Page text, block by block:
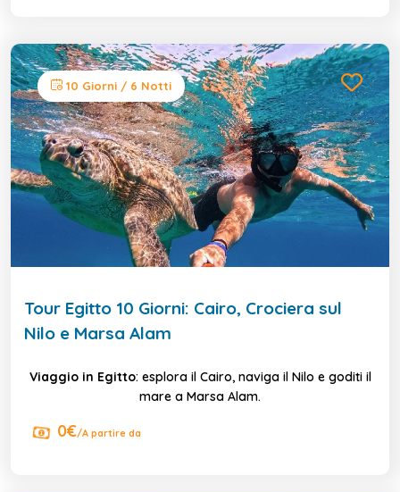
10 Giorni / 6 Notti
Tour Egitto 10 Giorni: Cairo, Crociera sul
Nilo e Marsa Alam
Viaggio in Egitto: esplora il Cairo, naviga il Nilo e goditi il
mare a Marsa Alam.
0€/A partire da